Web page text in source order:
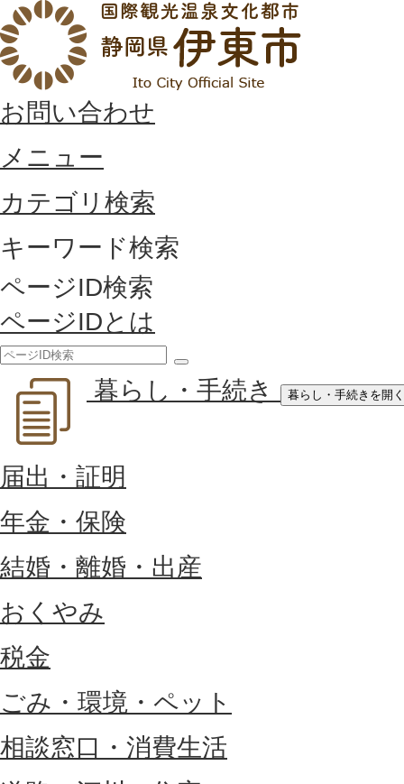
お問い合わせ
メニュー
カテゴリ検索
キーワード検索
ページID検索
ページIDとは
索
暮らし・手続き 暮らし・手続きを開く
届出・証明
年金・保険
結婚・離婚・出産
おくやみ
税金
ごみ・環境・ペット
相談窓口・消費生活